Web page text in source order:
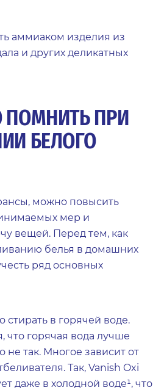
аммиаком изделия из
и других деликатных
ПРИ
БЕЛОГО
можно повысить
мер и
вещей. Перед тем, как
белья в домашних
ряд основных
стирать в горячей воде.
что горячая вода лучше
не так. Многое зависит от
Так, Vanish Oxi
даже в холодной воде¹, что